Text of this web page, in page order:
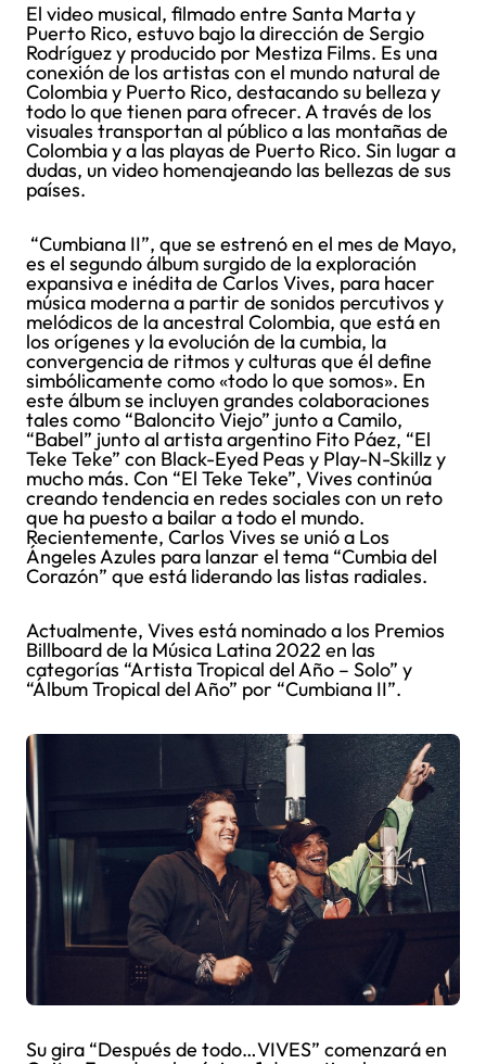
El video musical, filmado entre Santa Marta y
Puerto Rico, estuvo bajo la dirección de Sergio
Rodríguez y producido por Mestiza Films. Es una
conexión de los artistas con el mundo natural de
Colombia y Puerto Rico, destacando su belleza y
todo lo que tienen para ofrecer. A través de los
visuales transportan al público a las montañas de
Colombia y a las playas de Puerto Rico. Sin lugar a
dudas, un video homenajeando las bellezas de sus
países.
“Cumbiana II”, que se estrenó en el mes de Mayo,
es el segundo álbum surgido de la exploración
expansiva e inédita de Carlos Vives, para hacer
música moderna a partir de sonidos percutivos y
melódicos de la ancestral Colombia, que está en
los orígenes y la evolución de la cumbia, la
convergencia de ritmos y culturas que él define
simbólicamente como «todo lo que somos». En
este álbum se incluyen grandes colaboraciones
tales como “Baloncito Viejo” junto a Camilo,
“Babel” junto al artista argentino Fito Páez, “El
Teke Teke” con Black-Eyed Peas y Play-N-Skillz y
mucho más. Con “El Teke Teke”, Vives continúa
creando tendencia en redes sociales con un reto
que ha puesto a bailar a todo el mundo.
Recientemente, Carlos Vives se unió a Los
Ángeles Azules para lanzar el tema “Cumbia del
Corazón” que está liderando las listas radiales.
Actualmente, Vives está nominado a los Premios
Billboard de la Música Latina 2022 en las
categorías “Artista Tropical del Año – Solo” y
“Álbum Tropical del Año” por “Cumbiana II”.
Su gira “Después de todo…VIVES” comenzará en